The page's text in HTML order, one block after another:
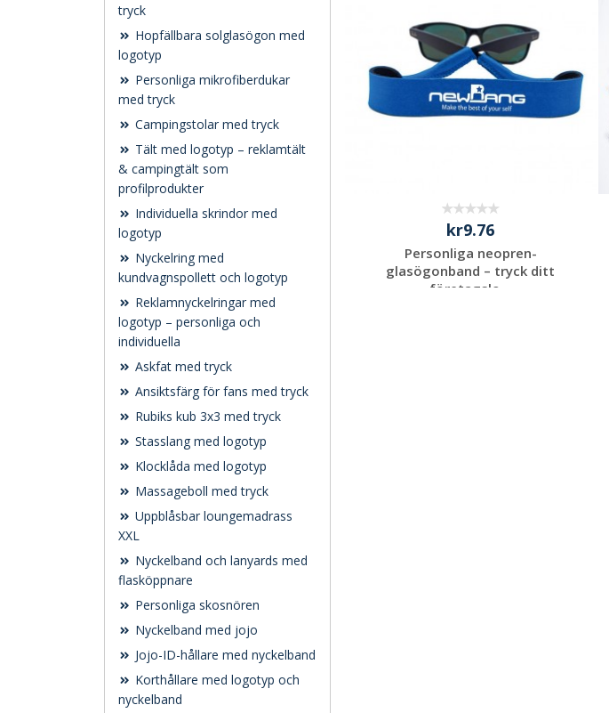
tryck
Hopfällbara solglasögon med
logotyp
Personliga mikrofiberdukar
med tryck
Campingstolar med tryck
Tält med logotyp – reklamtält
& campingtält som
profilprodukter
Individuella skrindor med
logotyp
Nyckelring med
kundvagnspollett och logotyp
Reklamnyckelringar med
logotyp – personliga och
individuella
Askfat med tryck
Ansiktsfärg för fans med tryck
Rubiks kub 3x3 med tryck
Stasslang med logotyp
Klocklåda med logotyp
Massageboll med tryck
Uppblåsbar loungemadrass
XXL
Nyckelband och lanyards med
flasköppnare
Personliga skosnören
Nyckelband med jojo
Jojo-ID-hållare med nyckelband
Korthållare med logotyp och
nyckelband
kr9.76
Personliga neopren-
glasögonband – tryck ditt
företagslo...